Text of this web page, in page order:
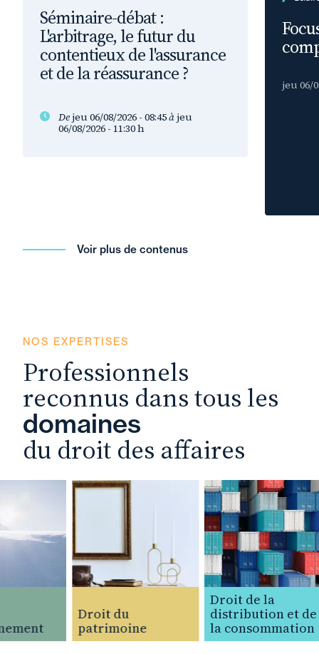
Séminaire-débat :
L'arbitrage, le futur du
contentieux de l'assurance
et de la réassurance ?
De jeu 06/08/2026 - 08:45à jeu
06/08/2026 - 11:30h
jeu 06/
Voir plus de contenus
NOS EXPERTISES
Professionnels
reconnus dans tous les
domaines
du droit des affaires
Droit du
patrimoine
Droit de la
distribution et de
la consommation